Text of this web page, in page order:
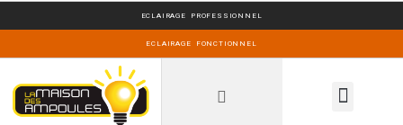
ECLAIRAGE PROFESSIONNEL
ECLAIRAGE FONCTIONNEL